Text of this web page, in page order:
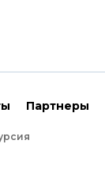
Партнеры